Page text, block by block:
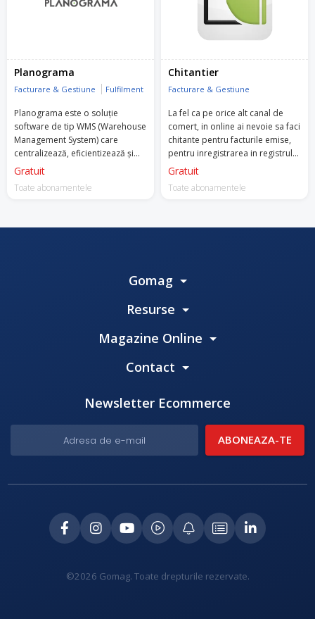
Planograma
Facturare & Gestiune Fulfilment
Planograma este o soluție
software de tip WMS (Warehouse
Management System) care
centralizează, eficientizează și
automatizează activitățile de
producție.
Gratuit
Toate abonamentele
Chitantier
Facturare & Gestiune
La fel ca pe orice alt canal de
comert, in online ai nevoie sa faci
chitante pentru facturile emise,
pentru inregistrarea in registrul
de casa si la contabilitate.
Gratuit
Toate abonamentele
Gomag
Resurse
Magazine Online
Contact
Newsletter Ecommerce
©2026 Gomag. Toate drepturile rezervate.